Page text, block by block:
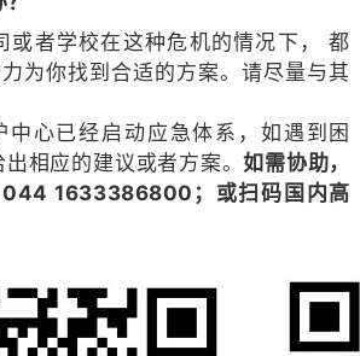
或者学校在这种危机的情况下， 都
为你找到合适的方案。请尽量与其
中心已经启动应急体系，如遇到困
相应的建议或者方案。如需协助，
1633386800；
或扫码国内高